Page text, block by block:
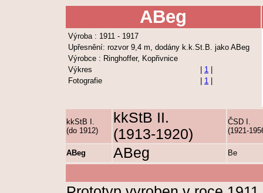
ABeg
Výroba : 1911 - 1917
Upřesnění: rozvor 9,4 m, dodány k.k.St.B. jako ABeg
Výrobce : Ringhoffer, Kopřivnice
Výkres
1
Fotografie
1
kkStB I.
(do 1912)
kkStB II.
(1913-1920)
ČSD I.
(1921-
ABeg ABeg Be